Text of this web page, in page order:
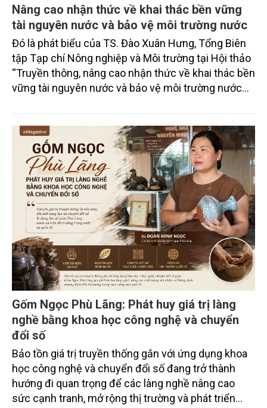
Nâng cao nhận thức về khai thác bền vững
tài nguyên nước và bảo vệ môi trường nước
Đó là phát biểu của TS. Đào Xuân Hưng, Tổng Biên
tập Tạp chí Nông nghiệp và Môi trường tại Hội thảo
“Truyền thông, nâng cao nhận thức về khai thác bền
vững tài nguyên nước và bảo vệ môi trường nước
trường phối hợp với Sở Nông nghiệp và Môi trường
tỉnh Lai Châu tổ chức ngày 10/7/2026. Hội thảo thu
hút sự tham gia của hơn 100 đại biểu là lãnh đạo
các đơn vị thuộc Bộ Nông nghiệp và Môi trường,
chuyên gia, nhà khoa học, Sở Nông nghiệp và Môi
trường tỉnh Lai Châu và đại diện các cơ quan đơn vị
doanh nghiệp ở các tỉnh miền núi phía Bắc.
Gốm Ngọc Phù Lãng: Phát huy giá trị làng
nghề bằng khoa học công nghệ và chuyển
đổi số
Bảo tồn giá trị truyền thống gắn với ứng dụng khoa
học công nghệ và chuyển đổi số đang trở thành
hướng đi quan trọng để các làng nghề nâng cao
sức cạnh tranh, mở rộng thị trường và phát triển